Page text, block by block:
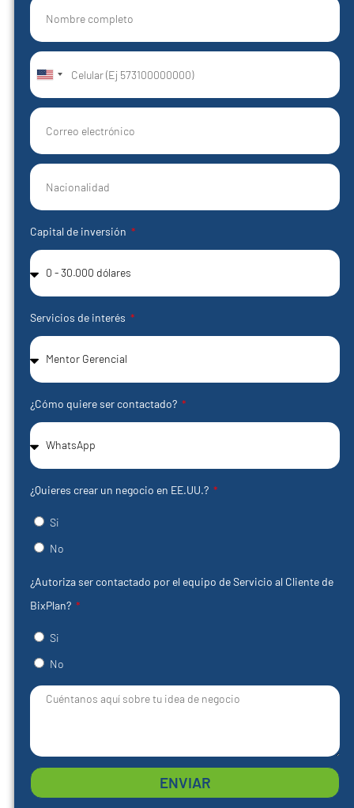
United
States
+1
Capital de inversión
Servicios de interés
¿Cómo quiere ser contactado?
¿Quieres crear un negocio en EE.UU.?
Si
No
¿Autoriza ser contactado por el equipo de Servicio al Cliente de
BixPlan?
Si
No
ENVIAR